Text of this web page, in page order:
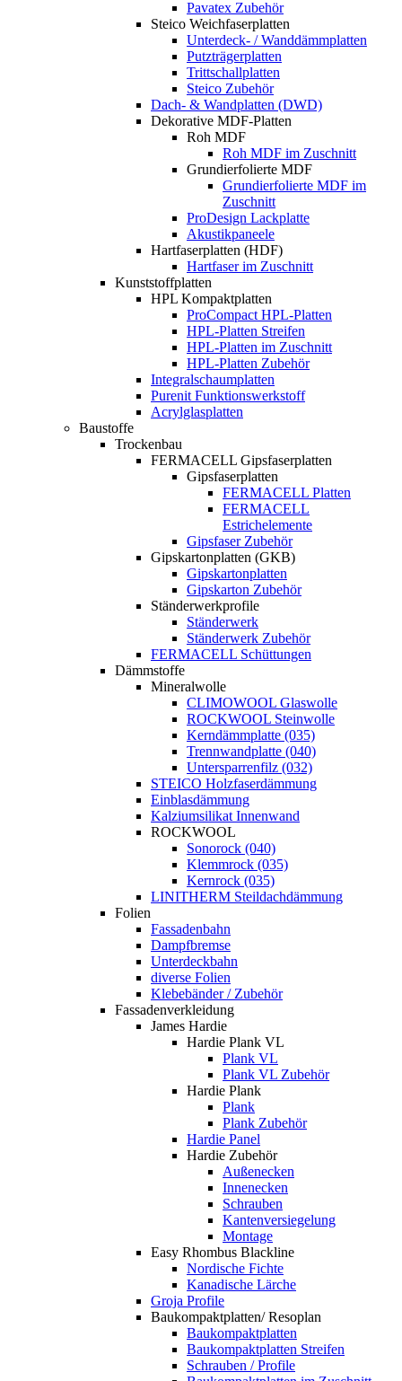
Pavatex Zubehör
Steico Weichfaserplatten
Unterdeck- / Wanddämmplatten
Putzträgerplatten
Trittschallplatten
Steico Zubehör
Dach- & Wandplatten (DWD)
Dekorative MDF-Platten
Roh MDF
Roh MDF im Zuschnitt
Grundierfolierte MDF
Grundierfolierte MDF im
Zuschnitt
ProDesign Lackplatte
Akustikpaneele
Hartfaserplatten (HDF)
Hartfaser im Zuschnitt
Kunststoffplatten
HPL Kompaktplatten
ProCompact HPL-Platten
HPL-Platten Streifen
HPL-Platten im Zuschnitt
HPL-Platten Zubehör
Integralschaumplatten
Purenit Funktionswerkstoff
Acrylglasplatten
Baustoffe
Trockenbau
FERMACELL Gipsfaserplatten
Gipsfaserplatten
FERMACELL Platten
FERMACELL
Estrichelemente
Gipsfaser Zubehör
Gipskartonplatten (GKB)
Gipskartonplatten
Gipskarton Zubehör
Ständerwerkprofile
Ständerwerk
Ständerwerk Zubehör
FERMACELL Schüttungen
Dämmstoffe
Mineralwolle
CLIMOWOOL Glaswolle
ROCKWOOL Steinwolle
Kerndämmplatte (035)
Trennwandplatte (040)
Untersparrenfilz (032)
STEICO Holzfaserdämmung
Einblasdämmung
Kalziumsilikat Innenwand
ROCKWOOL
Sonorock (040)
Klemmrock (035)
Kernrock (035)
LINITHERM Steildachdämmung
Folien
Fassadenbahn
Dampfbremse
Unterdeckbahn
diverse Folien
Klebebänder / Zubehör
Fassadenverkleidung
James Hardie
Hardie Plank VL
Plank VL
Plank VL Zubehör
Hardie Plank
Plank
Plank Zubehör
Hardie Panel
Hardie Zubehör
Außenecken
Innenecken
Schrauben
Kantenversiegelung
Montage
Easy Rhombus Blackline
Nordische Fichte
Kanadische Lärche
Groja Profile
Baukompaktplatten/ Resoplan
Baukompaktplatten
Baukompaktplatten Streifen
Schrauben / Profile